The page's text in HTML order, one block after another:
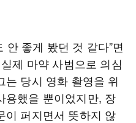
안 좋게 봤던 것 같다”면
제 마약 사범으로 의심
는 당시 영화 촬영을 위
용했을 뿐이었지만, 장
이 퍼지면서 뜻하지 않